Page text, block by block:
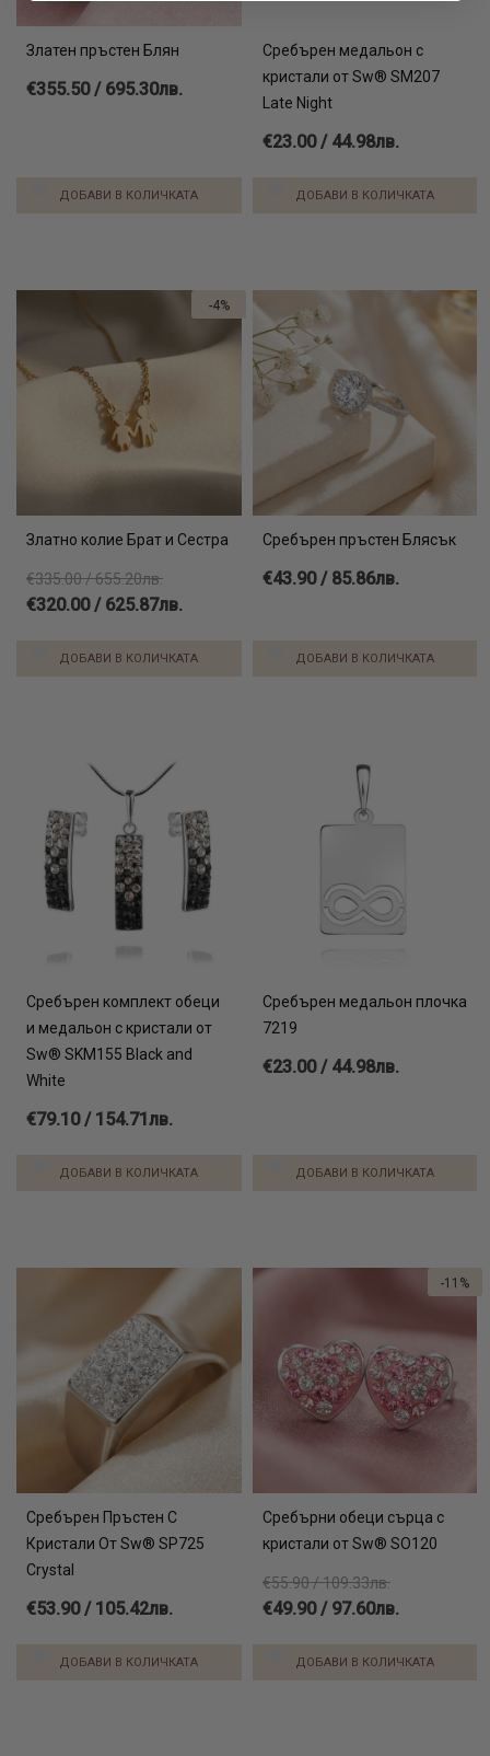
ще направи, ако не живота ви, то поне визията ви по-
обаятелна.
Вижте още:
златна и сребърна бижутерия
Златен пръстен Блян
€355.50 / 695.30лв.
ДОБАВИ В КОЛИЧКАТА
Сребърен медальон с
кристали от Sw® SM207
Late Night
€23.00 / 44.98лв.
ДОБАВИ В КОЛИЧКАТА
Златно колие Брат и Сестра
€335.00 / 655.20лв.
€320.00 / 625.87лв.
ДОБАВИ В КОЛИЧКАТА
-4%
Сребърен пръстен Блясък
€43.90 / 85.86лв.
ДОБАВИ В КОЛИЧКАТА
Сребърен комплект обеци
и медальон с кристали от
Sw® SKM155 Black and
White
€79.10 / 154.71лв.
ДОБАВИ В КОЛИЧКАТА
Сребърен медальон плочка
7219
€23.00 / 44.98лв.
ДОБАВИ В КОЛИЧКАТА
Сребърен Пръстен С
Кристали От Sw® SP725
Crystal
€53.90 / 105.42лв.
ДОБАВИ В КОЛИЧКАТА
Сребърни обеци сърца с
кристали от Sw® SO120
€55.90 / 109.33лв.
€49.90 / 97.60лв.
ДОБАВИ В КОЛИЧКАТА
-11%